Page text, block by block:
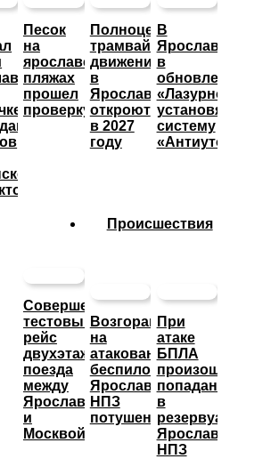
Песок
на
ярославских
пляжах
прошел
проверку
Полноценное
трамвайное
движение
в
Ярославле
откроют
в 2027
году
В
Ярославле
в
обновленном
«Лазурном»
установят
систему
«Антиутоп»
Совершен
тестовый
рейс
двухэтажного
поезда
между
Ярославлем
и
Москвой
Происшествия
Возгорание
на
атакованном
беспилотниками
Ярославском
НПЗ
потушено
При
атаке
БПЛА
произошло
попадание
в
резервуары
Ярославского
НПЗ